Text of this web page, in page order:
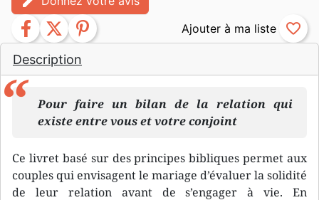
Description
Pour faire un bilan de la relation qui
existe entre vous et votre conjoint
Ce livret basé sur des principes bibliques permet aux
couples qui envisagent le mariage d’évaluer la solidité
de leur relation avant de s’engager à vie. En
facebook twitter pinterest favorite_border